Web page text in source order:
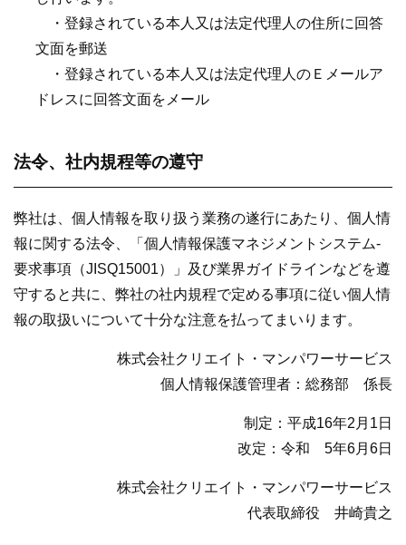
・登録されている本人又は法定代理人の住所に回答
文面を郵送
・登録されている本人又は法定代理人のＥメールア
ドレスに回答文面をメール
法令、社内規程等の遵守
弊社は、個人情報を取り扱う業務の遂行にあたり、個人情
報に関する法令、「個人情報保護マネジメントシステム-
要求事項（JISQ15001）」及び業界ガイドラインなどを遵
守すると共に、弊社の社内規程で定める事項に従い個人情
報の取扱いについて十分な注意を払ってまいります。
株式会社クリエイト・マンパワーサービス
個人情報保護管理者：総務部 係長
制定：平成16年2月1日
改定：令和 5年6月6日
株式会社クリエイト・マンパワーサービス
代表取締役 井崎貴之